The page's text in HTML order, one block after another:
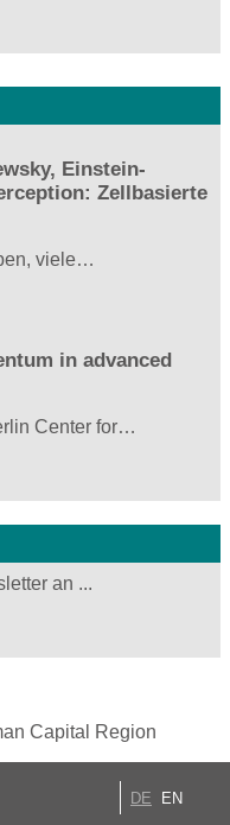
Einstein-
Zellbasierte
viele…
in advanced
Center for…
an ...
DE EN